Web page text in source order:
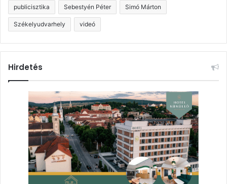
publicisztika Sebestyén Péter Simó Márton
Székelyudvarhely videó
Hirdetés